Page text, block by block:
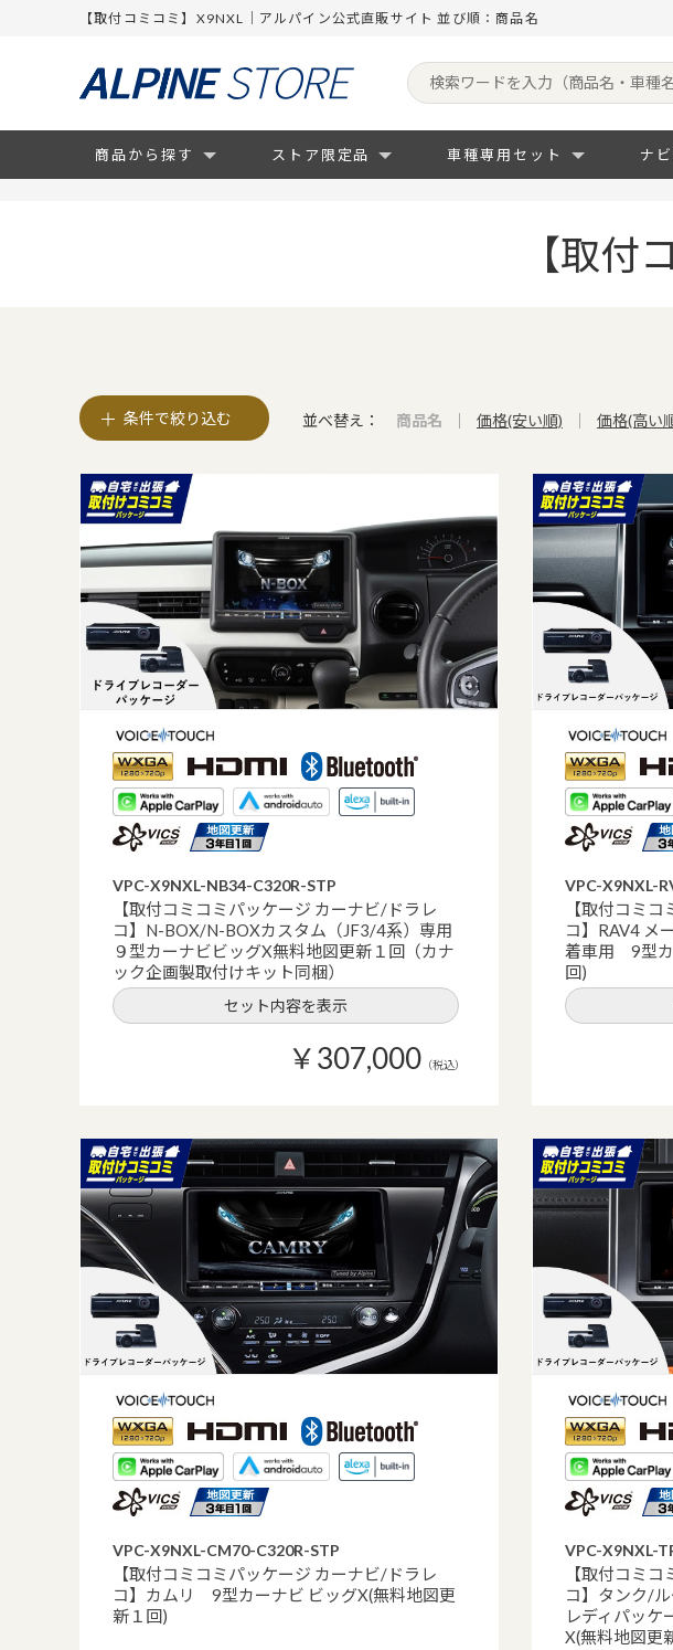
【取付コミコミ】X9NXL｜アルパイン公式直販サイト 並び順：商品名
商品から探す ストア限定品 車種専用セット ナ
【取付
条件で絞り込む 並べ替え： 商品名 価格(安い順) 価格(高い
VPC-X9NXL-NB34-C320R-STP
【取付コミコミパッケージ カーナビ/ドラレ
コ】N-BOX/N-BOXカスタム（JF3/4系）専用
９型カーナビビッグX無料地図更新１回（カナ
ック企画製取付けキット同梱）
セット内容を表示
￥307,000 （税込）
VPC-X9NXL-
【取付コミ
コ】RAV4 メ
着車用 9型カ
回)
VPC-X9NXL-CM70-C320R-STP
【取付コミコミパッケージ カーナビ/ドラレ
コ】カムリ 9型カーナビ ビッグX(無料地図更
新１回)
VPC-X9NXL-
【取付コミ
コ】タンク/
レディパッ
X(無料地図更